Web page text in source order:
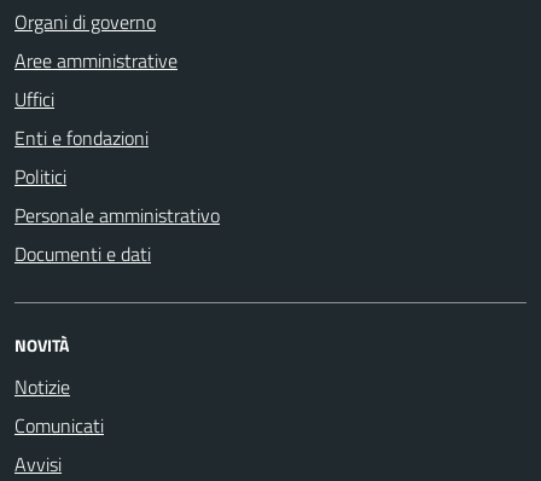
Organi di governo
Aree amministrative
Uffici
Enti e fondazioni
Politici
Personale amministrativo
Documenti e dati
NOVITÀ
Notizie
Comunicati
Avvisi